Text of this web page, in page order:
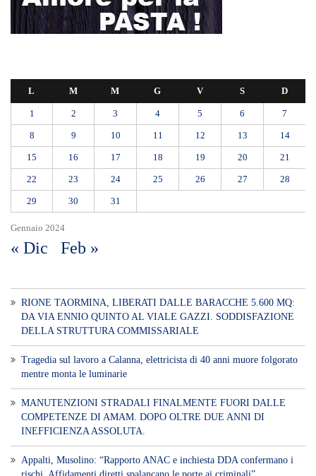
Gennaio 2024
L M M G V S D
1 2 3 4 5 6 7
8 9 10 11 12 13 14
15 16 17 18 19 20 21
22 23 24 25 26 27 28
29 30 31
« Dic Feb »
RIONE TAORMINA, LIBERATI DALLE BARACCHE 5.600 MQ:
DA VIA ENNIO QUINTO AL VIALE GAZZI. SODDISFAZIONE
DELLA STRUTTURA COMMISSARIALE
Tragedia sul lavoro a Calanna, elettricista di 40 anni muore folgorato
mentre monta le luminarie
MANUTENZIONI STRADALI FINALMENTE FUORI DALLE
COMPETENZE DI AMAM. DOPO OLTRE DUE ANNI DI
INEFFICIENZA ASSOLUTA.
​Appalti, Musolino: “Rapporto ANAC e inchiesta DDA confermano i